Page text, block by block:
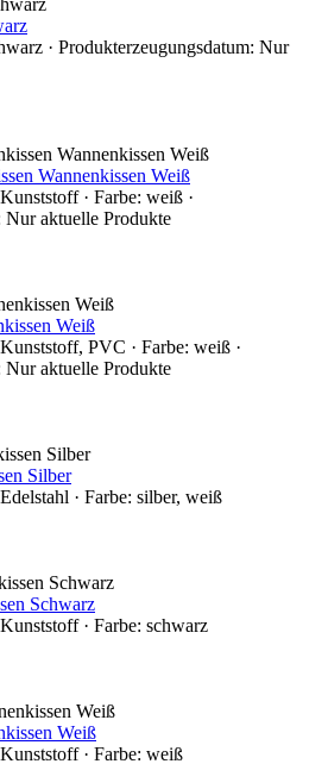
· Produkterzeugungsdatum: Nur
Wannenkissen Weiß
· Farbe: weiß ·
Nur aktuelle Produkte
Weiß
PVC · Farbe: weiß ·
Nur aktuelle Produkte
Silber
· Farbe: silber, weiß
Schwarz
· Farbe: schwarz
Weiß
· Farbe: weiß